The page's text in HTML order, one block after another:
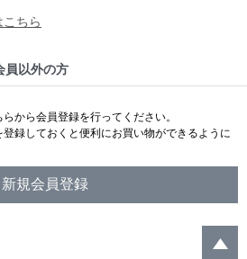
ちら
員以外の方
から会員登録を行ってください。
録しておくと便利にお買い物ができるように